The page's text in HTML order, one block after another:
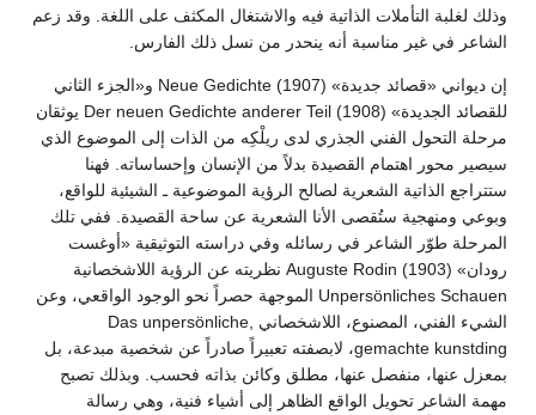
وذلك لغلبة التأملات الذاتية فيه والاشتغال المكثف على اللغة. وقد زعم
الشاعر في غير مناسبة أنه ينحدر من نسل ذلك الفارس.
إن ديواني «قصائد جديدة» (1907) Neue Gedichte و«الجزء الثاني
للقصائد الجديدة» (1908) Der neuen Gedichte anderer Teil يوثقان
مرحلة التحول الفني الجذري لدى ريلْكِه من الذات إلى الموضوع الذي
سيصير محور اهتمام القصيدة بدلاً من الإنسان وإحساساته. فهنا
ستتراجع الذاتية الشعرية لصالح الرؤية الموضوعية ـ الشيئية للواقع،
وبوعي ومنهجية ستُقصى الأنا الشعرية عن ساحة القصيدة. ففي تلك
المرحلة طوّر الشاعر في رسائله وفي دراسته التوثيقية «أوغست
رودان» (1903) Auguste Rodin نظريته عن الرؤية اللاشخصانية
Unpersönliches Schauen الموجهة حصراً نحو الوجود الواقعي، وعن
الشيء الفني، المصنوع، اللاشخصاني Das unpersönliche,
gemachte kunstding، لابصفته تعبيراً صادراً عن شخصية مبدعة، بل
بمعزل عنها، منفصل عنها، مطلق وكائن بذاته فحسب. وبذلك تصبح
مهمة الشاعر تحويل الواقع الظاهر إلى أشياء فنية، وهي رسالة